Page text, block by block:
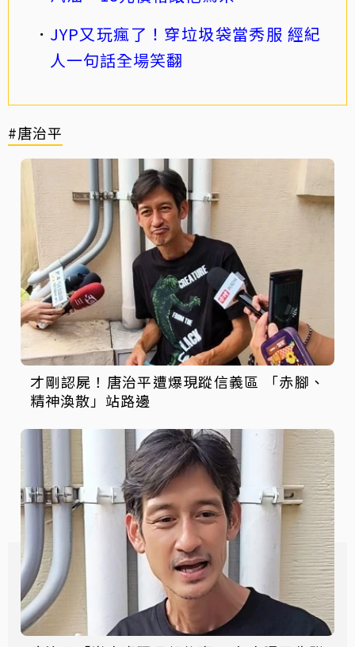
JYP又玩瘋了！穿垃圾袋當秀服 經紀
人一句話全場笑翻
#唐治平
才剛認屍！唐治平遭爆現蹤信義區 「赤腳、
精神渙散」站路邊